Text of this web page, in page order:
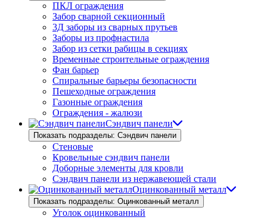
ПКЛ ограждения
Забор сварной секционный
3Д заборы из сварных прутьев
Заборы из профнастила
Забор из сетки рабицы в секциях
Временные строительные ограждения
Фан барьер
Спиральные барьеры безопасности
Пешеходные ограждения
Газонные ограждения
Ограждения - жалюзи
Сэндвич панели
Показать подразделы: Сэндвич панели
Стеновые
Кровельные сэндвич панели
Доборные элементы для кровли
Сэндвич панели из нержавеющей стали
Оцинкованный металл
Показать подразделы: Оцинкованный металл
Уголок оцинкованный